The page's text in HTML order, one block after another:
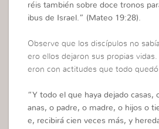
réis también sobre doce tronos
ibus de Israel. ” (Mateo 19:28).
Observe que los discípulos no
ero ellos dejaron sus propias
eron con actitudes que todo
“Y todo el que haya dejado casas,
anas, o padre, o madre, o hijos o
e, recibirá cien veces más, y